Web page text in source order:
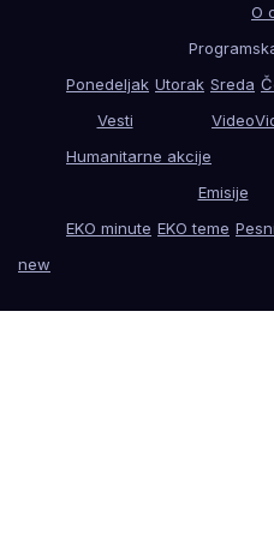
O
Ponedeljak Utorak Sreda
Vesti
Humanitarne akcije
Video
Emisije
EKO minute EKO teme
new